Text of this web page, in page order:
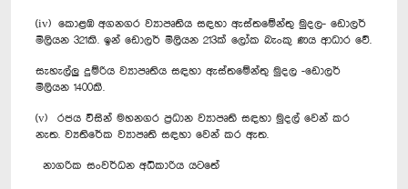
(iv) කොළඹ අගනගර ව්‍යාපෘතිය සඳහා ඇස්තමේන්තු මුදල- ඩොලර්
මිලියන 321කි. ඉන් ඩොලර් මිලියන 213ක් ලෝක බැංකු ණය ආධාර වේ.
සැහැල්ලු දුම්රිය ව්‍යාපෘතිය සඳහා ඇස්තමේන්තු මුදල -ඩොලර්
මිලියන 1400කි.
(v) රජය විසින් මහනගර ප්‍රධාන ව්‍යාපෘති සඳහා මුදල් වෙන් කර
නැත. ව්‍යතිරේක ව්‍යාපෘති සඳහා වෙන් කර ඇත.
නාගරික සංවර්ධන අධිකාරිය යටතේ